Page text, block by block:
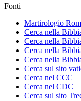
Fonti
Martirologio
Cerca nella
Cerca nella
Cerca nella
Cerca nella
Cerca sul sito
Cerca nel CCC
Cerca nel CDC
Cerca sul sito